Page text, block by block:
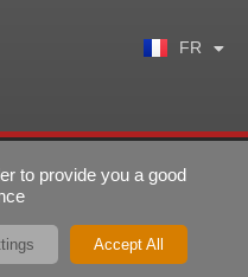
FR
KO
© 2022 – 2023
M21
to provide you a good
Accept All